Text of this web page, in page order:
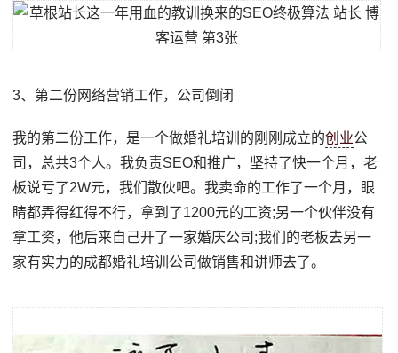
3、第二份网络营销工作，公司倒闭
我的第二份工作，是一个做婚礼培训的刚刚成立的创业公
司，总共3个人。我负责SEO和推广，坚持了快一个月，老
板说亏了2W元，我们散伙吧。我卖命的工作了一个月，眼
睛都弄得红得不行，拿到了1200元的工资;另一个伙伴没有
拿工资，他后来自己开了一家婚庆公司;我们的老板去另一
家有实力的成都婚礼培训公司做销售和讲师去了。